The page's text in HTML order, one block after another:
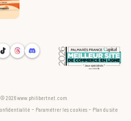
ThreadsDiscord
2026 www.philibertnet.com
- Paramétrer les cookies- Plan du site